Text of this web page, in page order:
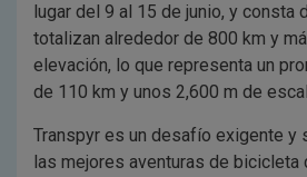
lugar del 9 al 15 de junio, y consta
totalizan alrededor de 800 km y
elevación, lo que representa un
de 110 km y unos 2,600 m de
Transpyr es un desafío exigente y
las mejores aventuras de bicicleta